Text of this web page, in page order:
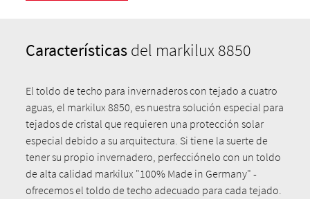
Característicasdel markilux 8850
El toldo de techo para invernaderos con tejado a cuatro
aguas, el markilux 8850, es nuestra solución especial para
tejados de cristal que requieren una protección solar
especial debido a su arquitectura. Si tiene la suerte de
tener su propio invernadero, perfecciónelo con un toldo
de alta calidad markilux "100% Made in Germany" -
ofrecemos el toldo de techo adecuado para cada tejado.